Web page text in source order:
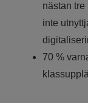
nästan
inte
70 %